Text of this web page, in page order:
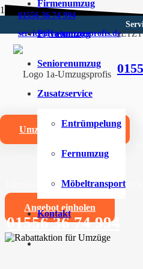
01556 36 74 994
service@1a-umzugsprofis.de
Firmenumzug
Privatumzug
Seniorenumzug
Zusatzservice
Entrümpelung
Fernumzug
Möbeltransport
Kontakt
Umzugskostenrechner
Wir sind Ihr kompetentes
Zuverlässige und
Jahrelange Erfahrung und
Angebot einholen
01556 36 74 994